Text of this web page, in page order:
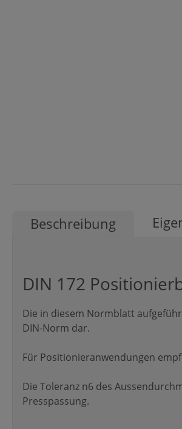
Beschreibung
DIN 172
Die in diesem Normblatt
DIN-Norm dar.
Für Positionieranwendungen
Die Toleranz n6 des
Presspassung.